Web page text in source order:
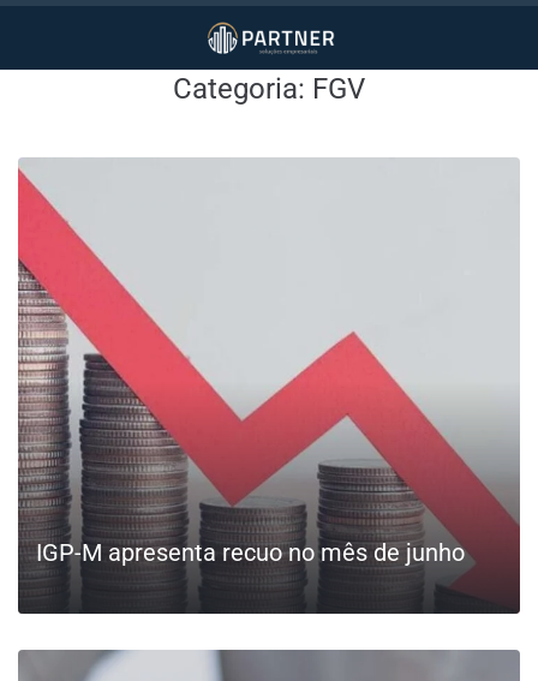
Categoria: FGV
IGP-M apresenta recuo no mês de junho